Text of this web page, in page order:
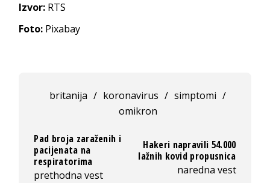
Izvor: RTS
Foto: Pixabay
britanija / koronavirus / simptomi /
omikron
Pad broja zaraženih i
pacijenata na
respiratorima
prethodna vest
Hakeri napravili 54.000
lažnih kovid propusnica
naredna vest